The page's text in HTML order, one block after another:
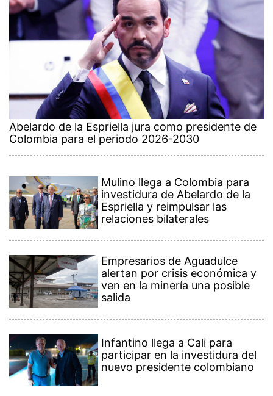
Abelardo de la Espriella jura como presidente de
Colombia para el periodo 2026-2030
Mulino llega a Colombia para
investidura de Abelardo de la
Espriella y reimpulsar las
relaciones bilaterales
Empresarios de Aguadulce
alertan por crisis económica y
ven en la minería una posible
salida
Infantino llega a Cali para
participar en la investidura del
nuevo presidente colombiano